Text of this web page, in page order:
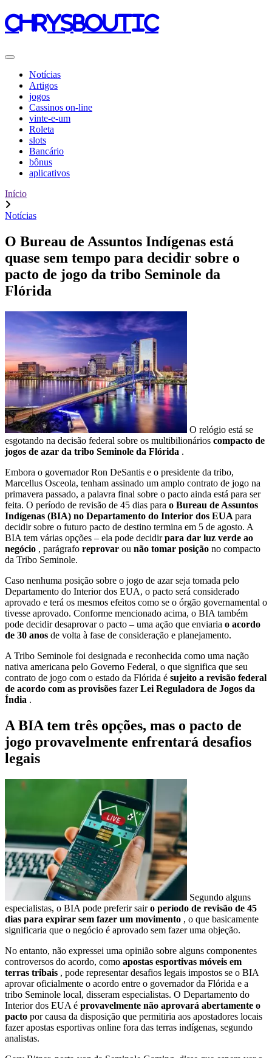
chrysboutic
Notícias
Artigos
jogos
Cassinos on-line
vinte-e-um
Roleta
slots
Bancário
bônus
aplicativos
Início
Notícias
O Bureau de Assuntos Indígenas está
quase sem tempo para decidir sobre o
pacto de jogo da tribo Seminole da
Flórida
O relógio está se
esgotando na decisão federal sobre os multibilionários compacto de
jogos de azar da tribo Seminole da Flórida .
Embora o governador Ron DeSantis e o presidente da tribo,
Marcellus Osceola, tenham assinado um amplo contrato de jogo na
primavera passado, a palavra final sobre o pacto ainda está para ser
feita. O período de revisão de 45 dias para o Bureau de Assuntos
Indígenas (BIA) no Departamento do Interior dos EUA para
decidir sobre o futuro pacto de destino termina em 5 de agosto. A
BIA tem várias opções – ela pode decidirpara dar luz verde ao
negócio , parágrafo reprovar ou não tomar posição no compacto
da Tribo Seminole.
Caso nenhuma posição sobre o jogo de azar seja tomada pelo
Departamento do Interior dos EUA, o pacto será considerado
aprovado e terá os mesmos efeitos como se o órgão governamental o
tivesse aprovado. Conforme mencionado acima, o BIA também
pode decidir desaprovar o pacto – uma ação que enviaria o acordo
de 30 anos de volta à fase de consideração e planejamento.
A Tribo Seminole foi designada e reconhecida como uma nação
nativa americana pelo Governo Federal, o que significa que seu
contrato de jogo com o estado da Flórida é sujeito a revisão federal
de acordo com as provisões fazerLei Reguladora de Jogos da
Índia .
A BIA tem três opções, mas o pacto de
jogo provavelmente enfrentará desafios
legais
Segundo alguns
especialistas, o BIA pode preferir sairo período de revisão de 45
dias para expirar sem fazer um movimento , o que basicamente
significaria que o negócio é aprovado sem fazer uma objeção.
No entanto, não expressei uma opinião sobre alguns componentes
controversos do acordo, como apostas esportivas móveis em
terras tribais , pode representar desafios legais impostos se o BIA
aprovar oficialmente o acordo entre o governador da Flórida e a
tribo Seminole local, disseram especialistas. O Departamento do
Interior dos EUA é provavelmente não aprovará abertamente o
pacto por causa da disposição que permitiria aos apostadores locais
fazer apostas esportivas online fora das terras indígenas, segundo
analistas.